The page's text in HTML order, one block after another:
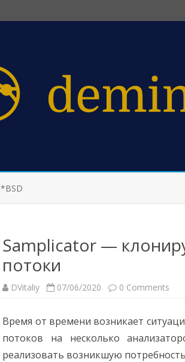
*BSD
Samplicator —
потоки
DVitaliy 07/06/2020 0 Comments
Время от времени возникает
потоков на несколько
реализовать возникшую